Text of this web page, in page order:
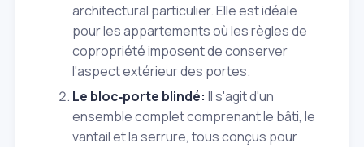
architectural particulier. Elle est idéale
pour les appartements où les règles de
copropriété imposent de conserver
l'aspect extérieur des portes.
Le bloc‑porte blindé: Il s'agit d'un
ensemble complet comprenant le bâti, le
vantail et la serrure, tous conçus pour